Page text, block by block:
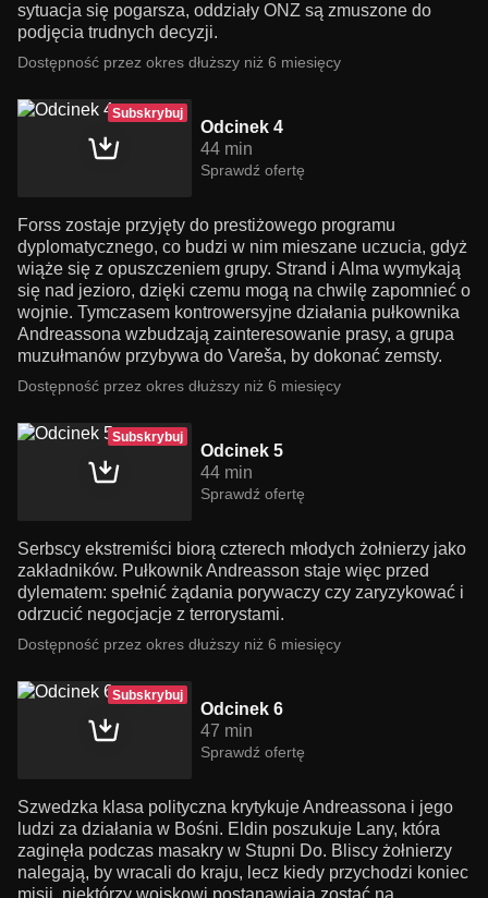
sytuacja się pogarsza, oddziały ONZ są zmuszone do
podjęcia trudnych decyzji.
Dostępność przez okres dłuższy niż 6 miesięcy
Subskrybuj
Odcinek 4
44 min
Sprawdź ofertę
Forss zostaje przyjęty do prestiżowego programu
dyplomatycznego, co budzi w nim mieszane uczucia, gdyż
wiąże się z opuszczeniem grupy. Strand i Alma wymykają
się nad jezioro, dzięki czemu mogą na chwilę zapomnieć o
wojnie. Tymczasem kontrowersyjne działania pułkownika
Andreassona wzbudzają zainteresowanie prasy, a grupa
muzułmanów przybywa do Vareša, by dokonać zemsty.
Dostępność przez okres dłuższy niż 6 miesięcy
Subskrybuj
Odcinek 5
44 min
Sprawdź ofertę
Serbscy ekstremiści biorą czterech młodych żołnierzy jako
zakładników. Pułkownik Andreasson staje więc przed
dylematem: spełnić żądania porywaczy czy zaryzykować i
odrzucić negocjacje z terrorystami.
Dostępność przez okres dłuższy niż 6 miesięcy
Subskrybuj
Odcinek 6
47 min
Sprawdź ofertę
Szwedzka klasa polityczna krytykuje Andreassona i jego
ludzi za działania w Bośni. Eldin poszukuje Lany, która
zaginęła podczas masakry w Stupni Do. Bliscy żołnierzy
nalegają, by wracali do kraju, lecz kiedy przychodzi koniec